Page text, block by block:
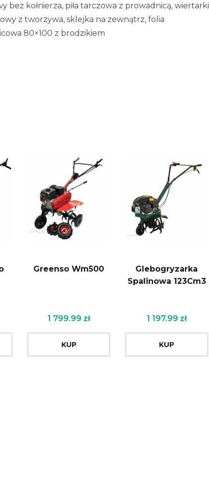
kołnierza, piła tarczowa z prowadnicą, wiertarki
z tworzywa, sklejka na zewnątrz, folia
80×100 z brodzikiem
Greenso Wm500
1 799.99 zł
KUP
Glebogryzarka
Spalinowa 123Cm3
1 197.99 zł
KUP